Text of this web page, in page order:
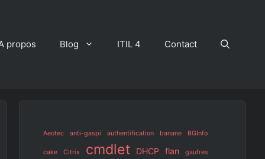
propos Blog ITIL 4 Contact
Aeotec anti-gaspi authentification banane BGInfo
cake Citrix cmdlet DHCP flan gaufres